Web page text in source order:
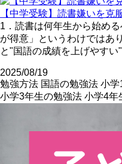
【中学受験】読書嫌いを克
1．読書は何年生から始め
が得意」というわけではあ
と"国語の成績を上げやすい
2025/08/19
勉強方法 国語の勉強法 小学
小学3年生の勉強法 小学4年